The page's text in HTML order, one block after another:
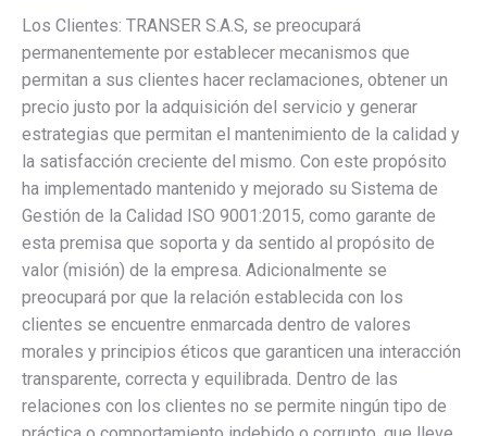
Los Clientes: TRANSER S.A.S, se preocupará
permanentemente por establecer mecanismos que
permitan a sus clientes hacer reclamaciones, obtener un
precio justo por la adquisición del servicio y generar
estrategias que permitan el mantenimiento de la calidad y
la satisfacción creciente del mismo. Con este propósito
ha implementado mantenido y mejorado su Sistema de
Gestión de la Calidad ISO 9001:2015, como garante de
esta premisa que soporta y da sentido al propósito de
valor (misión) de la empresa. Adicionalmente se
preocupará por que la relación establecida con los
clientes se encuentre enmarcada dentro de valores
morales y principios éticos que garanticen una interacción
transparente, correcta y equilibrada. Dentro de las
relaciones con los clientes no se permite ningún tipo de